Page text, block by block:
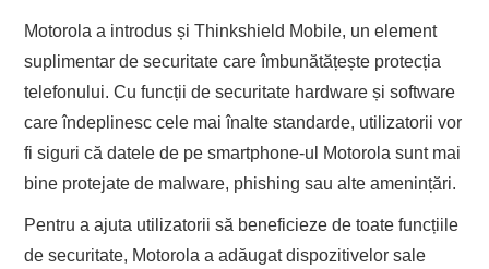
Motorola a introdus și Thinkshield Mobile, un element
suplimentar de securitate care îmbunătățește protecția
telefonului. Cu funcții de securitate hardware și software
care îndeplinesc cele mai înalte standarde, utilizatorii vor
fi siguri că datele de pe smartphone-ul Motorola sunt mai
bine protejate de malware, phishing sau alte amenințări.
Pentru a ajuta utilizatorii să beneficieze de toate funcțiile
de securitate, Motorola a adăugat dispozitivelor sale